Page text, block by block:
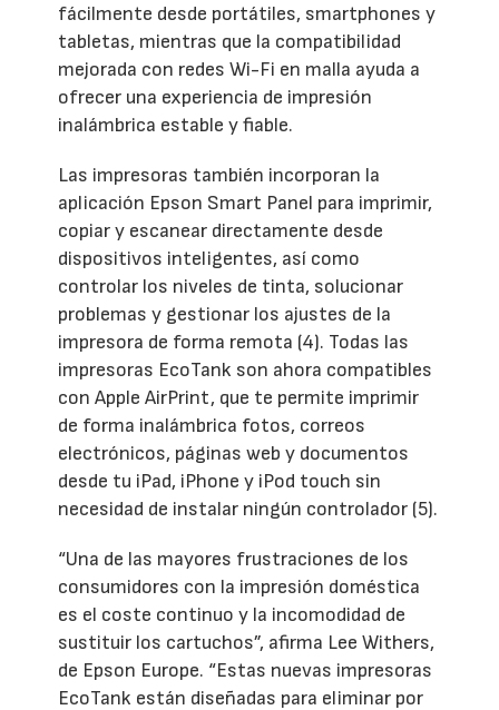
fácilmente desde portátiles, smartphones y
tabletas, mientras que la compatibilidad
mejorada con redes Wi-Fi en malla ayuda a
ofrecer una experiencia de impresión
inalámbrica estable y fiable.
Las impresoras también incorporan la
aplicación Epson Smart Panel para imprimir,
copiar y escanear directamente desde
dispositivos inteligentes, así como
controlar los niveles de tinta, solucionar
problemas y gestionar los ajustes de la
impresora de forma remota (4). Todas las
impresoras EcoTank son ahora compatibles
con Apple AirPrint, que te permite imprimir
de forma inalámbrica fotos, correos
electrónicos, páginas web y documentos
desde tu iPad, iPhone y iPod touch sin
necesidad de instalar ningún controlador (5).
“Una de las mayores frustraciones de los
consumidores con la impresión doméstica
es el coste continuo y la incomodidad de
sustituir los cartuchos”, afirma Lee Withers,
de Epson Europe. “Estas nuevas impresoras
EcoTank están diseñadas para eliminar por